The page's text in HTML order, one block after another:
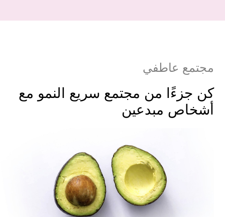
مجتمع عاطفي
كن جزءًا من مجتمع سريع النمو مع
أشخاص مبدعين